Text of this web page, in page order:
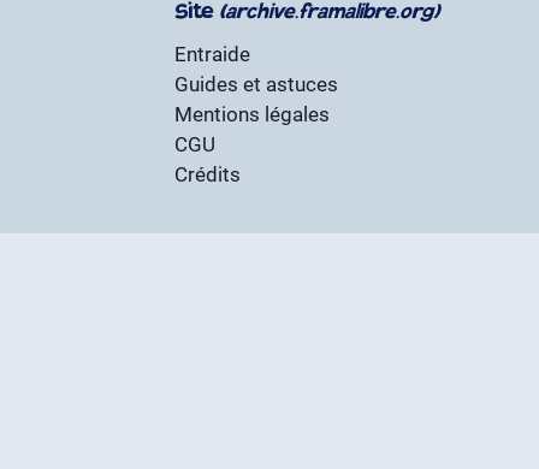
Site (archive.framalibre.org)
Entraide
Guides et astuces
Mentions légales
CGU
Crédits